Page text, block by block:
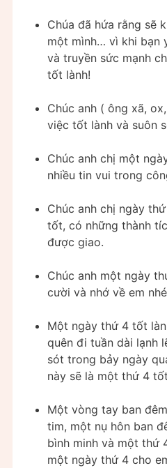
Chúa đã hứa rằng sẽ
một mình… vì khi bạn
và truyền sức mạnh
tốt lành!
Chúc anh ( ông xã,
việc tốt lành và suôn
Chúc anh chị một
nhiều tin vui trong
Chúc anh chị ngày
tốt, có những thành
được giao.
Chúc anh một ngày
cười và nhớ về em
Một ngày thứ 4 tốt
quên đi tuần dài lạnh
sót trong bảy ngày
này sẽ là một thứ 4
Một vòng tay ban
tim, một nụ hôn ban
bình minh và một thứ
một ngày thứ 4 cho